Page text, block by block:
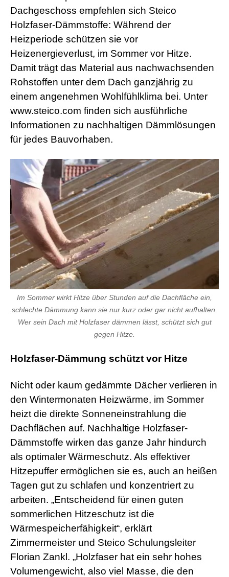
Dachgeschoss empfehlen sich Steico
Holzfaser-Dämmstoffe: Während der
Heizperiode schützen sie vor
Heizenergieverlust, im Sommer vor Hitze.
Damit trägt das Material aus nachwachsenden
Rohstoffen unter dem Dach ganzjährig zu
einem angenehmen Wohlfühlklima bei. Unter
www.steico.com finden sich ausführliche
Informationen zu nachhaltigen Dämmlösungen
für jedes Bauvorhaben.
Im Sommer wirkt Hitze über Stunden auf die Dachfläche ein,
schlechte Dämmung kann sie nur kurz oder gar nicht aufhalten.
Wer sein Dach mit Holzfaser dämmen lässt, schützt sich gut
gegen Hitze.
Holzfaser-Dämmung schützt vor Hitze
Nicht oder kaum gedämmte Dächer verlieren in
den Wintermonaten Heizwärme, im Sommer
heizt die direkte Sonneneinstrahlung die
Dachflächen auf. Nachhaltige Holzfaser-
Dämmstoffe wirken das ganze Jahr hindurch
als optimaler Wärmeschutz. Als effektiver
Hitzepuffer ermöglichen sie es, auch an heißen
Tagen gut zu schlafen und konzentriert zu
arbeiten. „Entscheidend für einen guten
sommerlichen Hitzeschutz ist die
Wärmespeicherfähigkeit“, erklärt
Zimmermeister und Steico Schulungsleiter
Florian Zankl. „Holzfaser hat ein sehr hohes
Volumengewicht, also viel Masse, die den